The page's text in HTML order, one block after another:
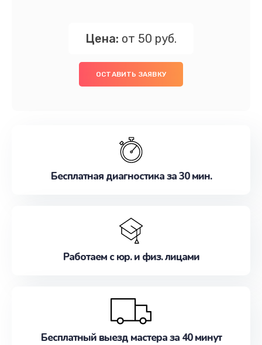
Цена: от 50 руб.
ОСТАВИТЬ ЗАЯВКУ
Бесплатная диагностика за 30 мин.
Работаем с юр. и физ. лицами
Бесплатный выезд мастера за 40 минут